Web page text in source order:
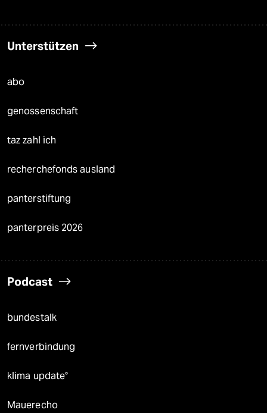
Unterstützen
abo
genossenschaft
taz zahl ich
recherchefonds ausland
panterstiftung
panterpreis 2026
Podcast
bundestalk
fernverbindung
klima update°
Mauerecho